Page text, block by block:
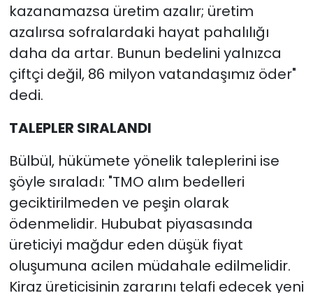
kazanamazsa üretim azalır; üretim
azalırsa sofralardaki hayat pahalılığı
daha da artar. Bunun bedelini yalnızca
çiftçi değil, 86 milyon vatandaşımız öder"
dedi.
TALEPLER SIRALANDI
Bülbül, hükümete yönelik taleplerini ise
şöyle sıraladı: "TMO alım bedelleri
geciktirilmeden ve peşin olarak
ödenmelidir. Hububat piyasasında
üreticiyi mağdur eden düşük fiyat
oluşumuna acilen müdahale edilmelidir.
Kiraz üreticisinin zararını telafi edecek yeni